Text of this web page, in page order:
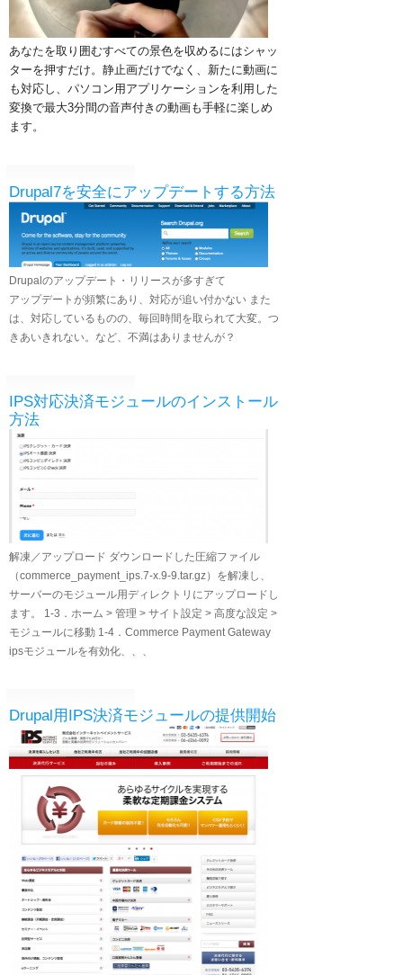
あなたを取り囲むすべての景色を収めるにはシャッ
ターを押すだけ。静止画だけでなく、新たに動画に
も対応し、パソコン用アプリケーションを利用した
変換で最大3分間の音声付きの動画も手軽に楽しめ
ます。
Drupal7を安全にアップデートする方法
Drupalのアップデート・リリースが多すぎて
アップデートが頻繁にあり、対応が追い付かない また
は、対応しているものの、毎回時間を取られて大変。つ
きあいきれない。など、不満はありませんが？
IPS対応決済モジュールのインストール
方法
解凍／アップロード ダウンロードした圧縮ファイル
（commerce_payment_ips.7-x.9-9.tar.gz）を解凍し、
サーバーのモジュール用ディレクトリにアップロードし
ます。 1‐3．ホーム > 管理 > サイト設定 > 高度な設定 >
モジュールに移動 1‐4．Commerce Payment Gateway
ipsモジュールを有効化、、、
Drupal用IPS決済モジュールの提供開始